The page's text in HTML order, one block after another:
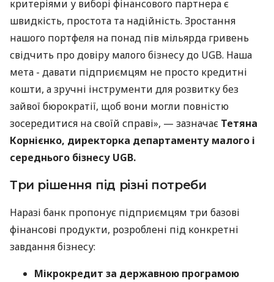
критеріями у виборі фінансового партнера є
швидкість, простота та надійність. Зростання
нашого портфеля на понад пів мільярда гривень
свідчить про довіру малого бізнесу до UGB. Наша
мета - давати підприємцям не просто кредитні
кошти, а зручні інструменти для розвитку без
зайвої бюрократії, щоб вони могли повністю
зосередитися на своїй справі», — зазначає Тетяна
Корнієнко, директорка департаменту малого і
середнього бізнесу UGB.
Три рішення під різні потреби
Наразі банк пропонує підприємцям три базові
фінансові продукти, розроблені під конкретні
завдання бізнесу:
Мікрокредит за державною програмою